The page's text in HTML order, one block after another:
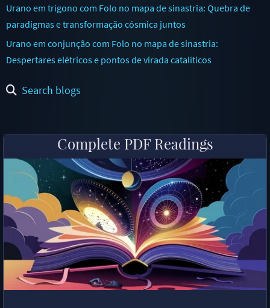
Urano em trígono com Folo no mapa de sinastria: Quebra de
paradigmas e transformação cósmica juntos
Urano em conjunção com Folo no mapa de sinastria:
Despertares elétricos e pontos de virada catalíticos
Search blogs
Complete PDF Readings